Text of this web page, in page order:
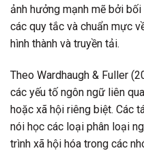
ảnh hưởng mạnh mẽ bởi
các quy tắc và chuẩn mực
hình thành và truyền tải.
Theo Wardhaugh & Fuller
các yếu tố ngôn ngữ liên
hoặc xã hội riêng biệt. Các
nói học các loại phân loại
trình xã hội hóa trong các